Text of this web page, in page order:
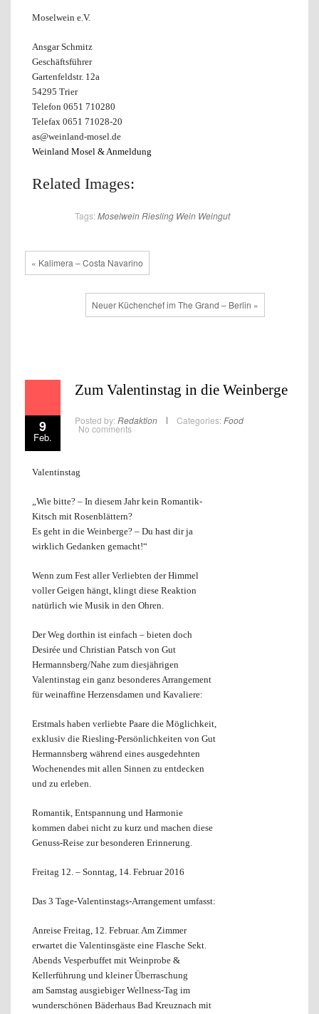
Moselwein e.V.
Ansgar Schmitz
Geschäftsführer
Gartenfeldstr. 12a
54295 Trier
Telefon 0651 710280
Telefax 0651 71028-20
as@weinland-mosel.de
Weinland Mosel & Anmeldung
Related Images:
Tags: MoselweinRiesling Wein Weingut
« Kalimera – Costa Navarino
Neuer Küchenchef im The Grand – Berlin »
9
Feb.
Zum Valentinstag in die Weinberge
Posted by: Redaktion Categories: Food
No comments
Valentinstag
„Wie bitte? – In diesem Jahr kein Romantik-
Kitsch mit Rosenblättern?
Es geht in die Weinberge? – Du hast dir ja
wirklich Gedanken gemacht!“
Wenn zum Fest aller Verliebten der Himmel
voller Geigen hängt, klingt diese Reaktion
natürlich wie Musik in den Ohren.
Der Weg dorthin ist einfach – bieten doch
Desirée und Christian Patsch von Gut
Hermannsberg/Nahe zum diesjährigen
Valentinstag ein ganz besonderes Arrangement
für weinaffine Herzensdamen und Kavaliere:
Erstmals haben verliebte Paare die Möglichkeit,
exklusiv die Riesling-Persönlichkeiten von Gut
Hermannsberg während eines ausgedehnten
Wochenendes mit allen Sinnen zu entdecken
und zu erleben.
Romantik, Entspannung und Harmonie
kommen dabei nicht zu kurz und machen diese
Genuss-Reise zur besonderen Erinnerung.
Freitag 12. – Sonntag, 14. Februar 2016
Das 3 Tage-Valentinstags-Arrangement umfasst:
Anreise Freitag, 12. Februar. Am Zimmer
erwartet die Valentinsgäste eine Flasche Sekt.
Abends Vesperbuffet mit Weinprobe &
Kellerführung und kleiner Überraschung
am Samstag ausgiebiger Wellness-Tag im
wunderschönen Bäderhaus Bad Kreuznach mit